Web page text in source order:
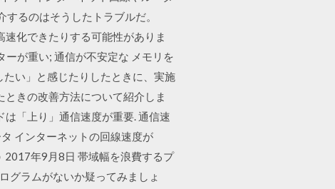
るのはそうしたトラブルだ。
化できたりする可能性がありま
が重い; 通信が不安定な メモリを
い」と感じたりしたときに、実施
きの改善方法について紹介しま
「上り」通信速度が重要. 通信速
インターネットの回線速度が
年9月8日 帯域幅を浪費するプ
グラムがないか疑ってみましょ